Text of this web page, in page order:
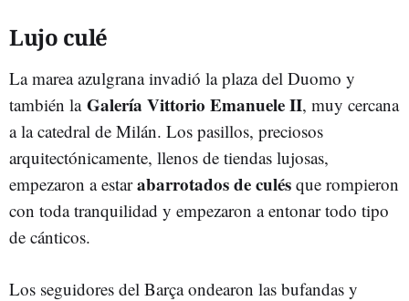
Lujo culé
La marea azulgrana invadió la plaza del Duomo y
también la Galería Vittorio Emanuele II, muy cercana
a la catedral de Milán. Los pasillos, preciosos
arquitectónicamente, llenos de tiendas lujosas,
empezaron a estarabarrotados de culés que rompieron
con toda tranquilidad y empezaron a entonar todo tipo
de cánticos.
Los seguidores del Barça ondearon las bufandas y